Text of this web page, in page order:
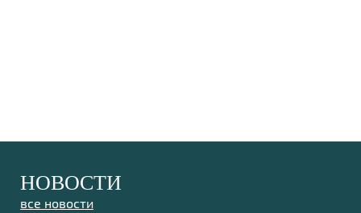
НОВОСТИ
все новости